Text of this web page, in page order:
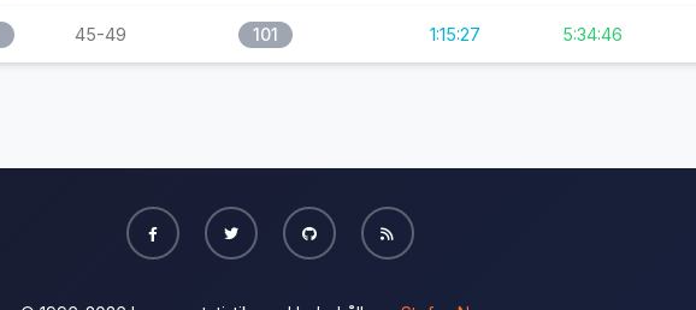
45-49 101 1:15:27 5:34:46